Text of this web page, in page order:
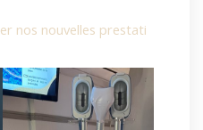
nos nouvelles prestati